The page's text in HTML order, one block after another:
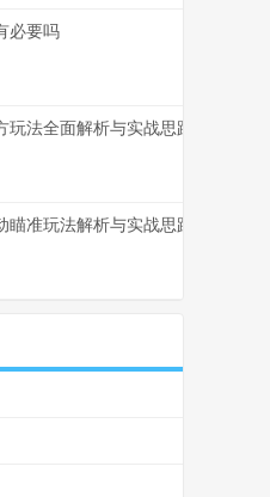
必要吗
玩法全面解析与实战思路
瞄准玩法解析与实战思路